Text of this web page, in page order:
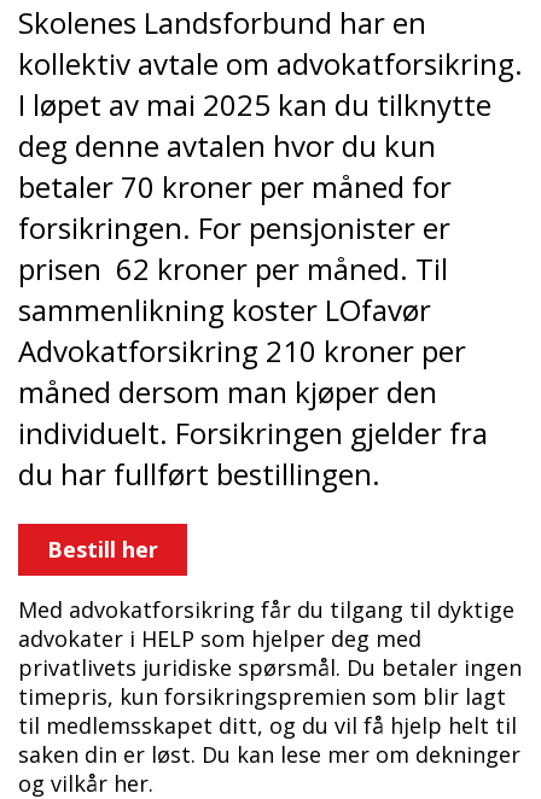
Skolenes Landsforbund har en
kollektiv avtale om advokatforsikring.
I løpet av mai 2025 kan du tilknytte
deg denne avtalen hvor du kun
betaler 70 kroner per måned for
forsikringen. For pensjonister er
prisen 62 kroner per måned. Til
sammenlikning koster LOfavør
Advokatforsikring 210 kroner per
måned dersom man kjøper den
individuelt. Forsikringen gjelder fra
du har fullført bestillingen.
Bestill her
Med advokatforsikring får du tilgang til dyktige
advokater i HELP som hjelper deg med
privatlivets juridiske spørsmål. Du betaler ingen
timepris, kun forsikringspremien som blir lagt
til medlemsskapet ditt, og du vil få hjelp helt til
saken din er løst. Du kan lese mer om dekninger
og vilkår her.